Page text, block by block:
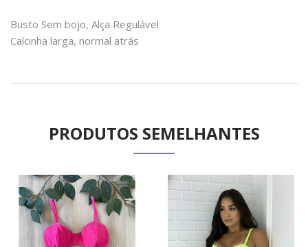
Busto Sem bojo, Alça Regulável
Calcinha larga, normal atrás
PRODUTOS SEMELHANTES